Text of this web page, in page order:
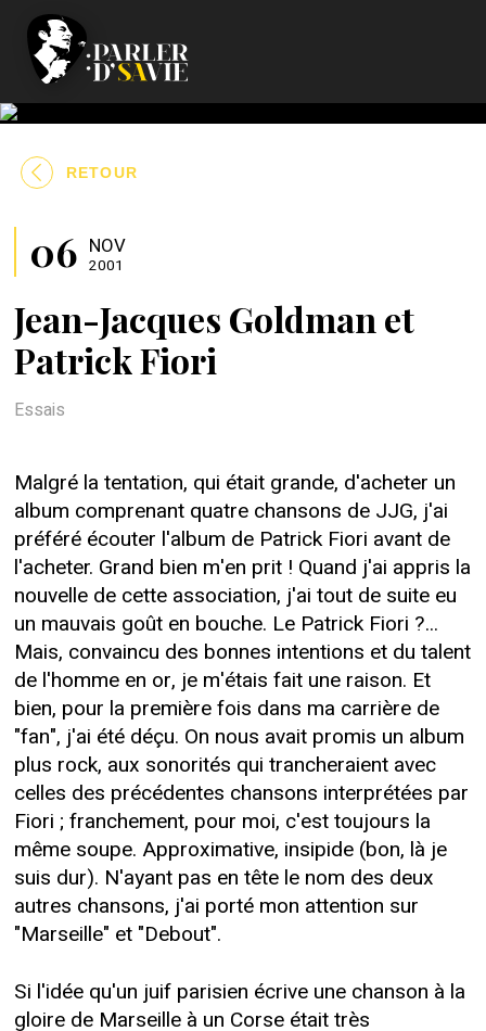
RETOUR
Jean-Jacques Goldman et
Patrick Fiori
06 NOV
2001
Essais
Malgré la tentation, qui était grande, d'acheter un
album comprenant quatre chansons de JJG, j'ai
préféré écouter l'album de Patrick Fiori avant de
l'acheter. Grand bien m'en prit ! Quand j'ai appris la
nouvelle de cette association, j'ai tout de suite eu
un mauvais goût en bouche. Le Patrick Fiori ?...
Mais, convaincu des bonnes intentions et du talent
de l'homme en or, je m'étais fait une raison. Et
bien, pour la première fois dans ma carrière de
"fan", j'ai été déçu. On nous avait promis un album
plus rock, aux sonorités qui trancheraient avec
celles des précédentes chansons interprétées par
Fiori ; franchement, pour moi, c'est toujours la
même soupe. Approximative, insipide (bon, là je
suis dur). N'ayant pas en tête le nom des deux
autres chansons, j'ai porté mon attention sur
"Marseille" et "Debout".
Si l'idée qu'un juif parisien écrive une chanson à la
gloire de Marseille à un Corse était très